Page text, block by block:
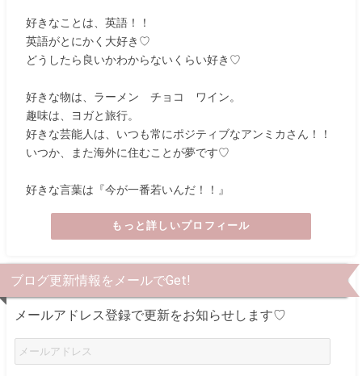
好きなことは、英語！！
英語がとにかく大好き♡
どうしたら良いかわからないくらい好き♡
好きな物は、ラーメン チョコ ワイン。
趣味は、ヨガと旅行。
好きな芸能人は、いつも常にポジティブなアンミカさん！！
いつか、また海外に住むことが夢です♡
好きな言葉は『今が一番若いんだ！！』
もっと詳しいプロフィール
ブログ更新情報をメールでGet!
メールアドレス登録で更新をお知らせします♡